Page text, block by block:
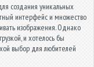
создания уникальных
интерфейс и множество
изображения. Однако
и хотелось бы
выбор для любителей